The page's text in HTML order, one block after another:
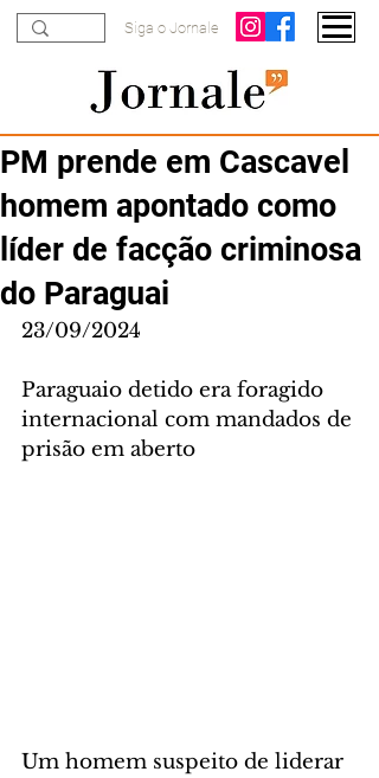
Siga o Jornale
PM prende em Cascavel
homem apontado como
líder de facção criminosa
do Paraguai
23/09/2024
Paraguaio detido era foragido
internacional com mandados de
prisão em aberto
Um homem suspeito de liderar